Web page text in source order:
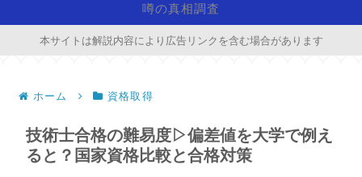
噂の真相調査
本サイトは解説内容により広告リンクを含む場合があります
ホーム 資格取得
技術士合格の難易度▷偏差値を大学で例え
ると？国家資格比較と合格対策